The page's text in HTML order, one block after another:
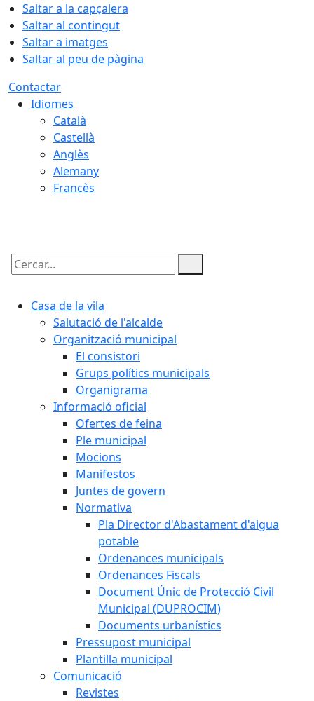
Saltar a la capçalera
Saltar al contingut
Saltar a imatges
Saltar al peu de pàgina
Contactar
Idiomes
Català
Castellà
Anglès
Alemany
Francès
Cercar:
Casa de la vila
Salutació de l'alcalde
Organització municipal
El consistori
Grups polítics municipals
Organigrama
Informació oficial
Ofertes de feina
Ple municipal
Mocions
Manifestos
Juntes de govern
Normativa
Pla Director d'Abastament d'aigua
potable
Ordenances municipals
Ordenances Fiscals
Document Únic de Protecció Civil
Municipal (DUPROCIM)
Documents urbanístics
Pressupost municipal
Plantilla municipal
Comunicació
Revistes